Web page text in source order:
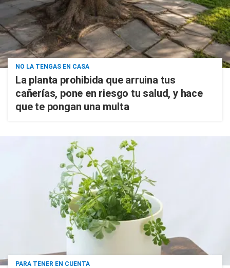
NO LA TENGAS EN CASA
La planta prohibida que arruina tus
cañerías, pone en riesgo tu salud, y hace
que te pongan una multa
PARA TENER EN CUENTA